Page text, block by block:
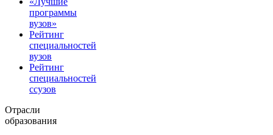
программы
вузов»
Рейтинг
специальностей
вузов
Рейтинг
специальностей
ссузов
Отрасли
образования